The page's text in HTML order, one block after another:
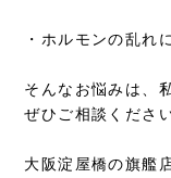
・ホルモンの乱れ
そんなお悩みは、
ぜひご相談ください
大阪淀屋橋の旗艦